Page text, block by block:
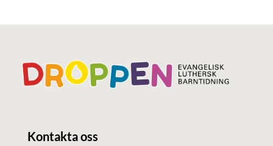
Kontakta oss